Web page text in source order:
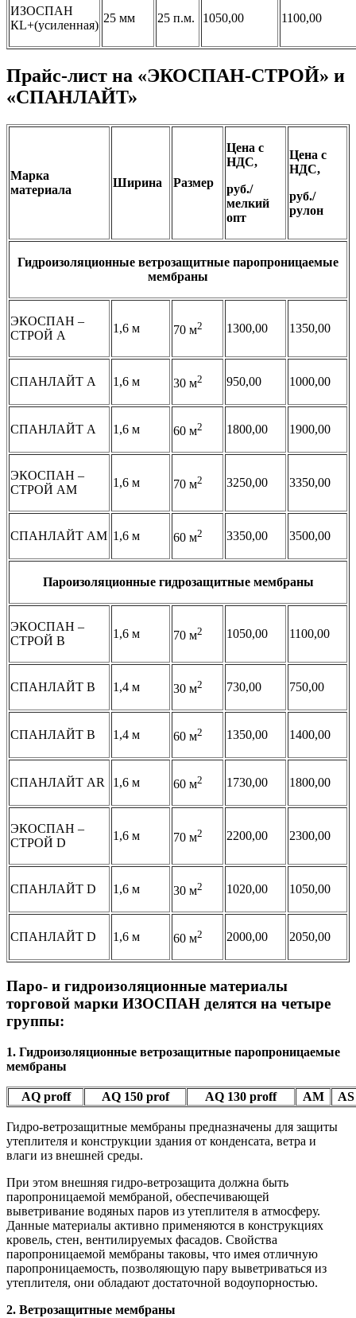
ИЗОСПАН
КL+(усиленная)
25 мм 25 п.м. 1050,00 1100,00
Прайс-лист на «ЭКОСПАН-СТРОЙ» и
«СПАНЛАЙТ»
Марка
материала
Ширина Размер
Цена c
НДС,
руб./
мелкий
опт
Цена c
НДС,
руб./
рулон
Гидроизоляционные ветрозащитные паропроницаемые
мембраны
ЭКОСПАН –
СТРОЙ А
1,6 м 70 м2 1300,00 1350,00
СПАНЛАЙТ А 1,6 м 30 м2 950,00 1000,00
СПАНЛАЙТ А 1,6 м 60 м2 1800,00 1900,00
ЭКОСПАН –
СТРОЙ АМ
1,6 м 70 м2 3250,00 3350,00
СПАНЛАЙТ АМ 1,6 м 60 м2 3350,00 3500,00
Пароизоляционные гидрозащитные мембраны
ЭКОСПАН –
СТРОЙ В
1,6 м 70 м2 1050,00 1100,00
СПАНЛАЙТ В 1,4 м 30 м2 730,00 750,00
СПАНЛАЙТ В 1,4 м 60 м2 1350,00 1400,00
СПАНЛАЙТ AR 1,6 м 60 м2 1730,00 1800,00
ЭКОСПАН –
СТРОЙ D
1,6 м 70 м2 2200,00 2300,00
СПАНЛАЙТ D 1,6 м 30 м2 1020,00 1050,00
СПАНЛАЙТ D 1,6 м 60 м2 2000,00 2050,00
Паро- и гидроизоляционные материалы
торговой марки ИЗОСПАН делятся на четыре
группы:
1. Гидроизоляционные ветрозащитные паропроницаемые
мембраны
АQ proff AQ 150 prof AQ 130 proff AM AS
Гидро-ветрозащитные мембраны предназначены для защиты
утеплителя и конструкции здания от конденсата, ветра и
влаги из внешней среды.
При этом внешняя гидро-ветрозащита должна быть
паропроницаемой мембраной, обеспечивающей
выветривание водяных паров из утеплителя в атмосферу.
Данные материалы активно применяются в конструкциях
кровель, стен, вентилируемых фасадов. Свойства
паропроницаемой мембраны таковы, что имея отличную
паропроницаемость, позволяющую пару выветриваться из
утеплителя, они обладают достаточной водоупорностью.
2. Ветрозащитные мембраны